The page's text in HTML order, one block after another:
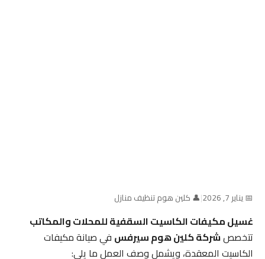
📅 يناير 7, 2026 |👤 كلين هوم تنظيف منازل
غسيل مكيفات الكاسيت السقفية للمحلات والمكاتب
تتخصصشركة كلين هوم سيرفسفي صيانة مكيفات
الكاسيت المعقدة، ويشمل وصف العمل ما يلي: